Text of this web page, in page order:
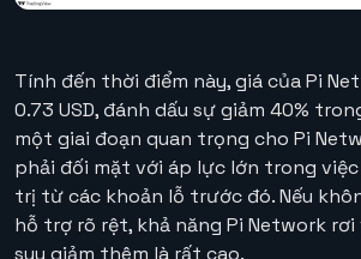
Tính đến thời điểm này, giá của Pi
0.73 USD, đánh dấu sự giảm 40%
một giai đoạn quan trọng cho Pi
phải đối mặt với áp lực lớn trong
trị từ các khoản lỗ trước đó. Nếu
hỗ trợ rõ rệt, khả năng Pi Network
suy giảm thêm là rất cao.